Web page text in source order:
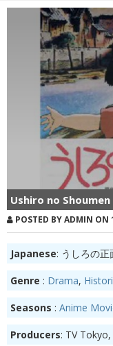
Ushiro no
POSTED BY ADMIN ON
Japanese: うしろの正
Genre : Drama,
Seasons : Anime
Producers: TV